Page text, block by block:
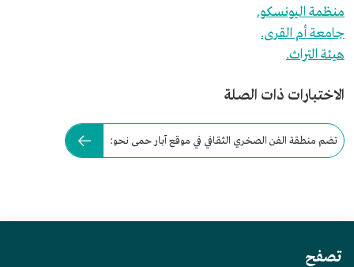
منظمة اليونسكو.
جامعة أم القرى.
هيئة التراث.
الاختبارات ذات الصلة
تضم منطقة الفن الصخري الثقافي في موقع آبار حمى نحو:
تصفح